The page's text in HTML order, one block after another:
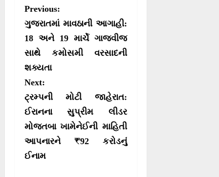
P
o
s
t
n
a
v
i
g
a
Previous:
ગુજરાતમાં માવઠાની આગાહી:
18 અને 19 માર્ચે ગાજવીજ
સાથે કમોસમી વરસાદની
શક્યતા
Next:
ટ્રમ્પની મોટી જાહેરાત:
ઈરાનના સુપ્રીમ લીડર
મોજતબા ખામેનેઈની માહિતી
આપનારને ₹92 કરોડનું
ઈનામ